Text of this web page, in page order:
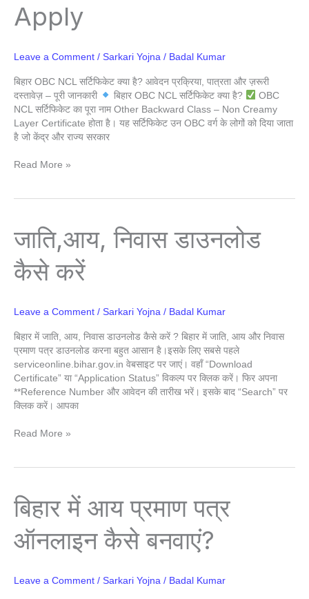
Apply
Leave a Comment / Sarkari Yojna / Badal Kumar
बिहार OBC NCL सर्टिफिकेट क्या है? आवेदन प्रक्रिया, पात्रता और ज़रूरी
दस्तावेज़ – पूरी जानकारी
बिहार OBC NCL सर्टिफिकेट क्या है?
OBC
NCL सर्टिफिकेट का पूरा नाम Other Backward Class – Non Creamy
Layer Certificate होता है। यह सर्टिफिकेट उन OBC वर्ग के लोगों को दिया जाता
है जो केंद्र और राज्य सरकार
Online
Apply
Read More »
जाति,आय, निवास डाउनलोड
कैसे करें
Leave a Comment / Sarkari Yojna / Badal Kumar
बिहार में जाति, आय, निवास डाउनलोड कैसे करें ? बिहार में जाति, आय और निवास
प्रमाण पत्र डाउनलोड करना बहुत आसान है।इसके लिए सबसे पहले
serviceonline.bihar.gov.in वेबसाइट पर जाएं। वहाँ “Download
Certificate” या “Application Status” विकल्प पर क्लिक करें। फिर अपना
**Reference Number और आवेदन की तारीख भरें। इसके बाद “Search” पर
क्लिक करें। आपका
जाति,आय,
निवास
डाउनलोड
कैसे
करें
Read More »
बिहार में आय प्रमाण पत्र
ऑनलाइन कैसे बनवाएं?
Leave a Comment / Sarkari Yojna / Badal Kumar
बिहार
प्रमाण
पत्र
कैसे